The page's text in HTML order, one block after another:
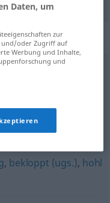
,beknackt (ugs.)
,strohdumm
, bekloppt (ugs.), hohl
Daten, um
zur
und/oder Zugriff auf
Werbung und Inhalte,
und